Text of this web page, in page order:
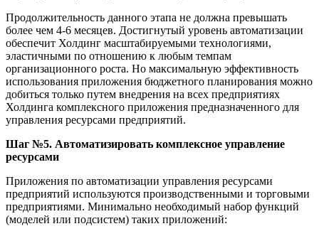
Продолжительность данного этапа не должна превышать
более чем 4-6 месяцев. Достигнутый уровень автоматизации
обеспечит Холдинг масштабируемыми технологиями,
эластичными по отношению к любым темпам
организационного роста. Но максимальную эффективность
использования приложения бюджетного планирования можно
добиться только путем внедрения на всех предприятиях
Холдинга комплексного приложения предназначенного для
управления ресурсами предприятий.
Шаг №5. Автоматизировать комплексное управление
ресурсами
Приложения по автоматизации управления ресурсами
предприятий используются производственными и торговыми
предприятиями. Минимально необходимый набор функций
(моделей или подсистем) таких приложений: